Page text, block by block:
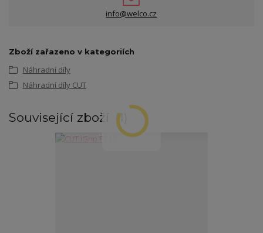
info@welco.cz
Zboží zařazeno v kategoriích
Náhradní díly
Náhradní díly CUT
Související zboží 1